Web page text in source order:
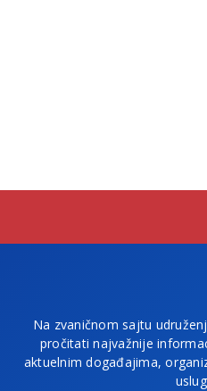
Na zvaničnom sajtu
pročitati najvažnije
aktuelnim događajima,